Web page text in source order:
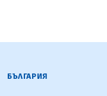
БЪЛГАРСКА
БЪЛГАРИЯ